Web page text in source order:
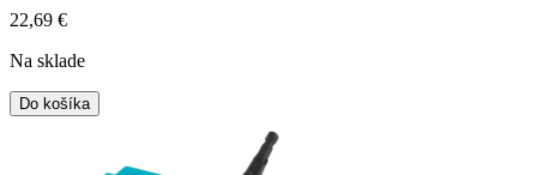
22,69 €
Na sklade
Do košíka